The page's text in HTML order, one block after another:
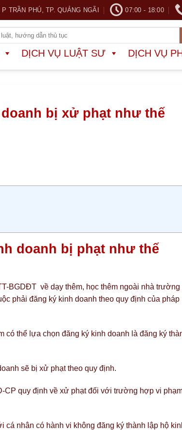
TRẦN PHÚ, TP. QUẢNG NGÃI 07:00 - 18:00
DỊCH VỤ LUẬT SƯ DỊCH VỤ
bị xử phạt như thế
doanh bị phạt như thế
BGDĐT về dạy thêm, học thêm ngoài nhà trường
phải đăng ký kinh doanh theo quy định của pháp
có thể lựa chọn đăng ký kinh doanh là đăng ký
sẽ bị xử phạt theo quy định.
quy định về xử phạt đối với trường hợp vi
cá nhân có hành vi không đăng ký thành lập hộ